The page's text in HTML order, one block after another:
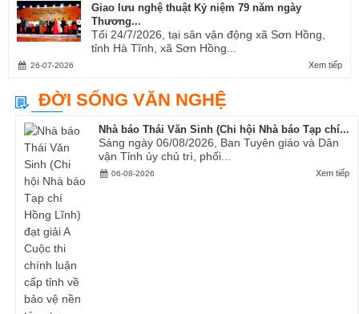
Giao lưu nghệ thuật Kỷ niệm 79 năm ngày
Thương...
Tối 24/7/2026, tại sân vận động xã Sơn Hồng,
tỉnh Hà Tĩnh, xã Sơn Hồng...
Xem tiếp
26-07-2026
ĐỜI SỐNG VĂN NGHỆ
Nhà báo Thái Văn Sinh (Chi hội Nhà báo Tạp chí...
Sáng ngày 06/08/2026, Ban Tuyên giáo và Dân
vận Tỉnh ủy chủ trì, phối...
Xem tiếp
06-08-2026